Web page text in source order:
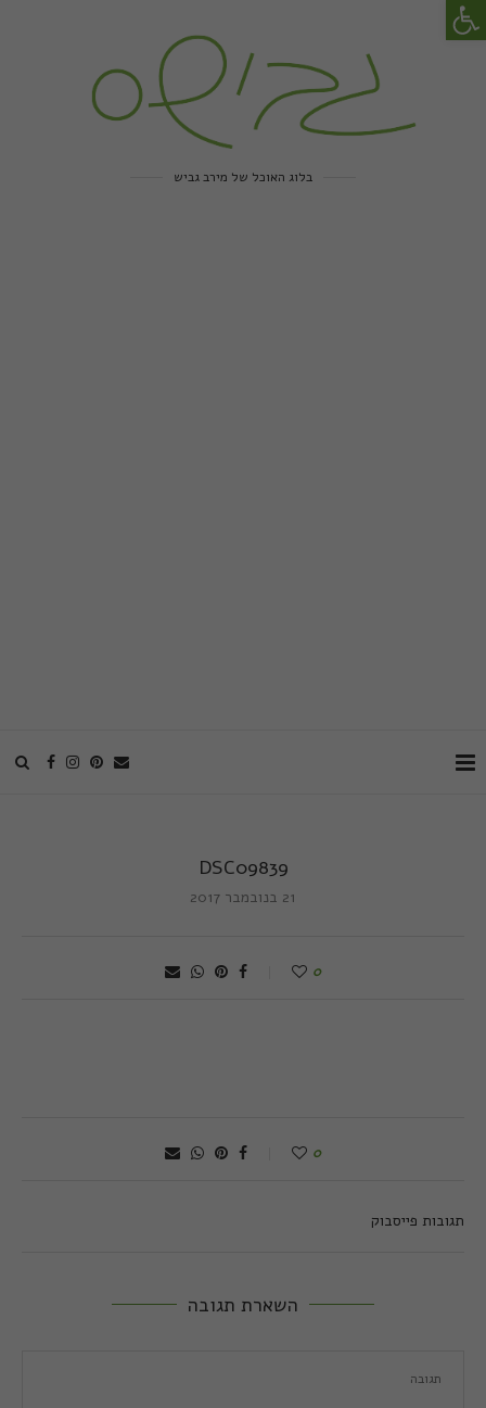
בלוג האוכל של מירב גביש
DSC09839
21 בנובמבר 2017
0
0
תגובות פייסבוק
השארת תגובה